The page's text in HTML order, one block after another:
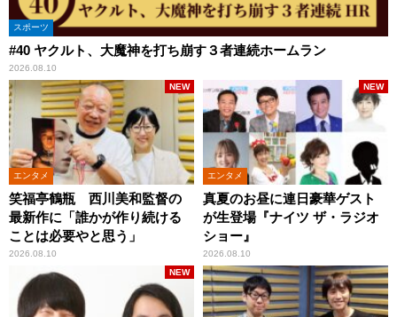
スポーツ
#40 ヤクルト、大魔神を打ち崩す３者連続ホームラン
2026.08.10
エンタメ
笑福亭鶴瓶 西川美和監督の
最新作に「誰かが作り続ける
ことは必要やと思う」
2026.08.10
NEW
エンタメ
真夏のお昼に連日豪華ゲスト
が生登場『ナイツ ザ・ラジオ
ショー』
2026.08.10
NEW
NEW